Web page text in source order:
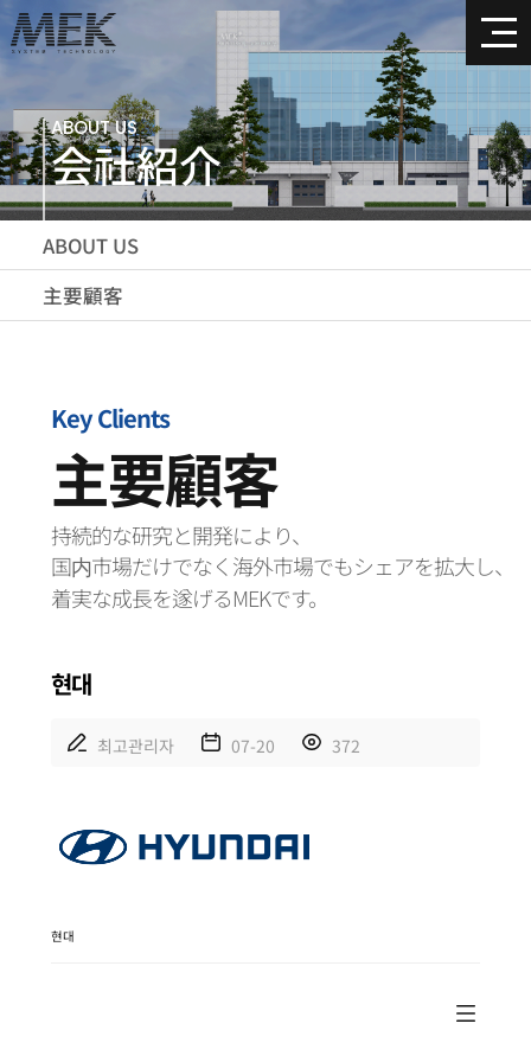
ABOUT US
会社紹介
ABOUT US
主要顧客
Key Clients
主要顧客
持続的な研究と開発により、
国内市場だけでなく海外市場でもシェアを拡大し、
着実な成長を遂げるMEKです。
현대
최고관리자 07-20 372
현대